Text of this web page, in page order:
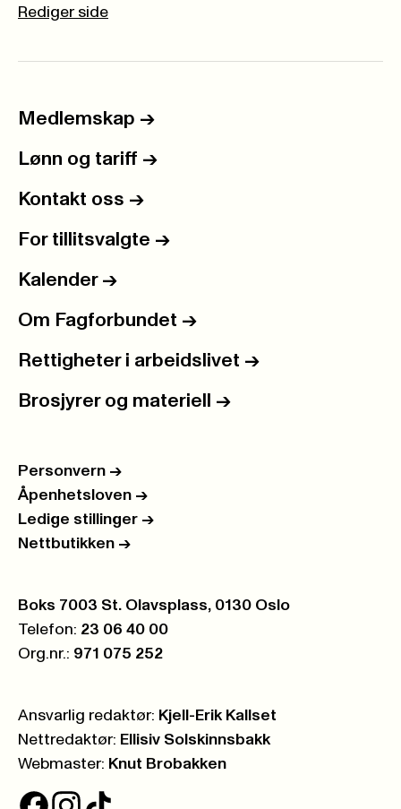
Rediger side
Medlemskap ->
Lønn og tariff ->
Kontakt oss ->
For tillitsvalgte ->
Kalender ->
Om Fagforbundet ->
Rettigheter i arbeidslivet ->
Brosjyrer og materiell ->
Personvern ->
Åpenhetsloven ->
Ledige stillinger ->
Nettbutikken ->
Postboks:
Boks 7003 St. Olavsplass, 0130 Oslo
Telefon: 23 06 40 00
Org.nr.: 971 075 252
Ansvarlig redaktør: Kjell-Erik Kallset
Nettredaktør: Ellisiv Solskinnsbakk
Webmaster: Knut Brobakken